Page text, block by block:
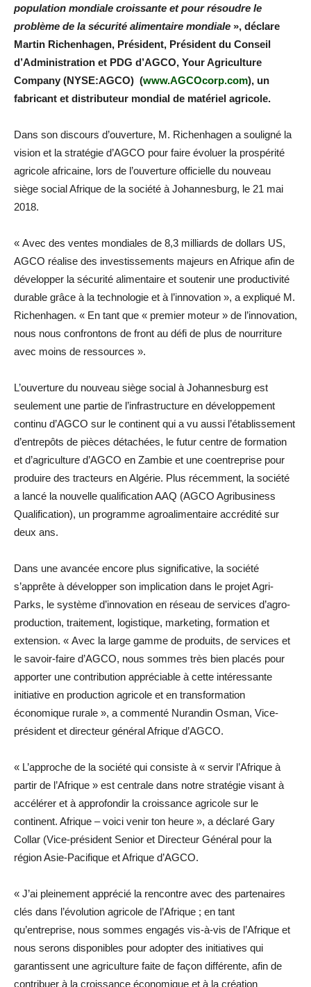
population mondiale croissante et pour résoudre le
problème de la sécurité alimentaire mondiale », déclare
Martin Richenhagen, Président, Président du Conseil
d’Administration et PDG d’AGCO, Your Agriculture
Company (NYSE:AGCO) (www.AGCOcorp.com), un
fabricant et distributeur mondial de matériel agricole.
Dans son discours d’ouverture, M. Richenhagen a souligné la
vision et la stratégie d’AGCO pour faire évoluer la prospérité
agricole africaine, lors de l’ouverture officielle du nouveau
siège social Afrique de la société à Johannesburg, le 21 mai
2018.
« Avec des ventes mondiales de 8,3 milliards de dollars US,
AGCO réalise des investissements majeurs en Afrique afin de
développer la sécurité alimentaire et soutenir une productivité
durable grâce à la technologie et à l’innovation », a expliqué M.
Richenhagen. « En tant que « premier moteur » de l’innovation,
nous nous confrontons de front au défi de plus de nourriture
avec moins de ressources ».
L’ouverture du nouveau siège social à Johannesburg est
seulement une partie de l’infrastructure en développement
continu d’AGCO sur le continent qui a vu aussi l’établissement
d’entrepôts de pièces détachées, le futur centre de formation
et d’agriculture d’AGCO en Zambie et une coentreprise pour
produire des tracteurs en Algérie. Plus récemment, la société
a lancé la nouvelle qualification AAQ (AGCO Agribusiness
Qualification), un programme agroalimentaire accrédité sur
deux ans.
Dans une avancée encore plus significative, la société
s’apprête à développer son implication dans le projet Agri-
Parks, le système d’innovation en réseau de services d’agro-
production, traitement, logistique, marketing, formation et
extension. « Avec la large gamme de produits, de services et
le savoir-faire d’AGCO, nous sommes très bien placés pour
apporter une contribution appréciable à cette intéressante
initiative en production agricole et en transformation
économique rurale », a commenté Nurandin Osman, Vice-
président et directeur général Afrique d’AGCO.
« L’approche de la société qui consiste à « servir l’Afrique à
partir de l’Afrique » est centrale dans notre stratégie visant à
accélérer et à approfondir la croissance agricole sur le
continent. Afrique – voici venir ton heure », a déclaré Gary
Collar (Vice-président Senior et Directeur Général pour la
région Asie-Pacifique et Afrique d’AGCO.
« J’ai pleinement apprécié la rencontre avec des partenaires
clés dans l’évolution agricole de l’Afrique ; en tant
qu’entreprise, nous sommes engagés vis-à-vis de l’Afrique et
nous serons disponibles pour adopter des initiatives qui
garantissent une agriculture faite de façon différente, afin de
contribuer à la croissance économique et à la création